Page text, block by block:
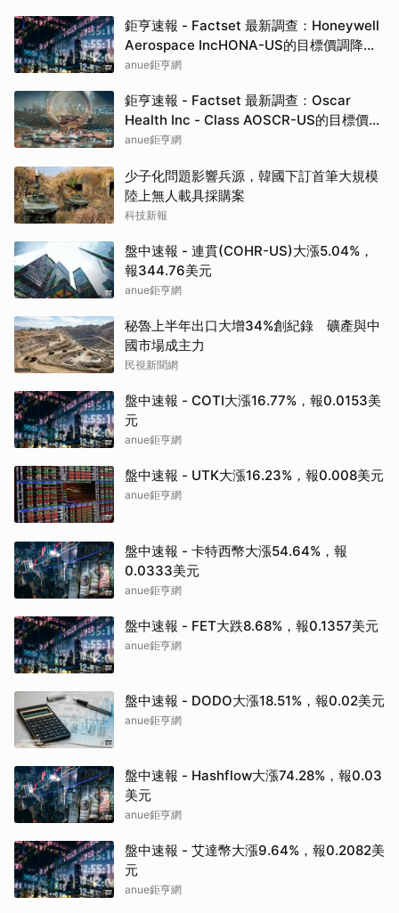
鉅亨速報 - Factset 最新調查：Honeywell
Aerospace IncHONA-US的目標價調降至
235元，幅度約6%
anue鉅亨網
鉅亨速報 - Factset 最新調查：Oscar
Health Inc - Class AOSCR-US的目標價調
升至25元，幅度約13.64%
anue鉅亨網
少子化問題影響兵源，韓國下訂首筆大規模
陸上無人載具採購案
科技新報
盤中速報 - 連貫(COHR-US)大漲5.04%，
報344.76美元
anue鉅亨網
秘魯上半年出口大增34%創紀錄 礦產與中
國市場成主力
民視新聞網
盤中速報 - COTI大漲16.77%，報0.0153美
元
anue鉅亨網
盤中速報 - UTK大漲16.23%，報0.008美元
anue鉅亨網
盤中速報 - 卡特西幣大漲54.64%，報
0.0333美元
anue鉅亨網
盤中速報 - FET大跌8.68%，報0.1357美元
anue鉅亨網
盤中速報 - DODO大漲18.51%，報0.02美元
anue鉅亨網
盤中速報 - Hashflow大漲74.28%，報0.03
美元
anue鉅亨網
盤中速報 - 艾達幣大漲9.64%，報0.2082美
元
anue鉅亨網